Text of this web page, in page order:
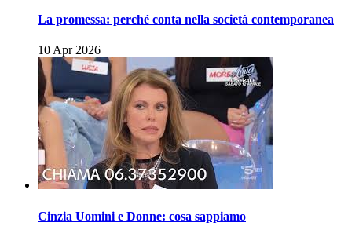
La promessa: perché conta nella società contemporanea
10 Apr 2026
Cinzia Uomini e Donne: cosa sappiamo